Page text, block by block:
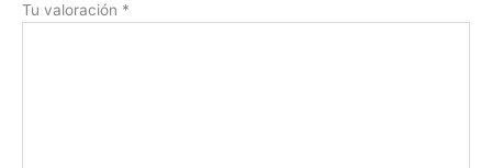
Tu valoración *